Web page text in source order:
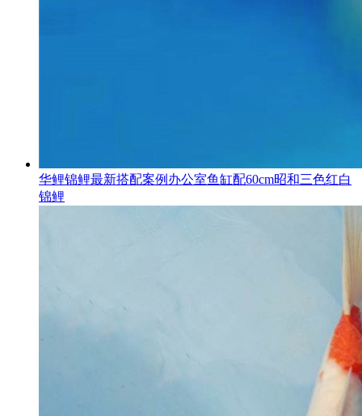
华鲤锦鲤最新搭配案例办公室鱼缸配60cm昭和三色红白
锦鲤